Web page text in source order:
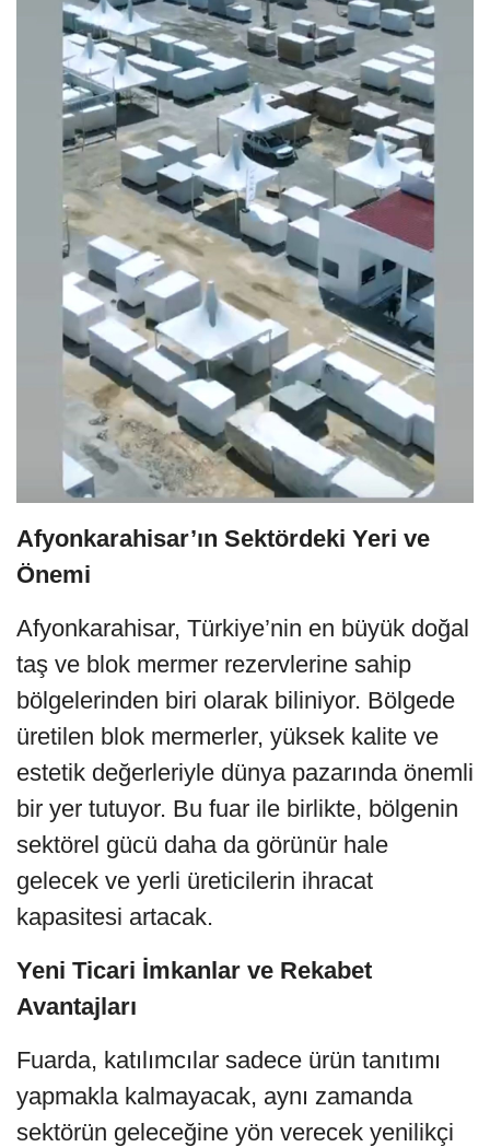
Afyonkarahisar’ın Sektördeki Yeri ve
Önemi
Afyonkarahisar, Türkiye’nin en büyük doğal
taş ve blok mermer rezervlerine sahip
bölgelerinden biri olarak biliniyor. Bölgede
üretilen blok mermerler, yüksek kalite ve
estetik değerleriyle dünya pazarında önemli
bir yer tutuyor. Bu fuar ile birlikte, bölgenin
sektörel gücü daha da görünür hale
gelecek ve yerli üreticilerin ihracat
kapasitesi artacak.
Yeni Ticari İmkanlar ve Rekabet
Avantajları
Fuarda, katılımcılar sadece ürün tanıtımı
yapmakla kalmayacak, aynı zamanda
sektörün geleceğine yön verecek yenilikçi